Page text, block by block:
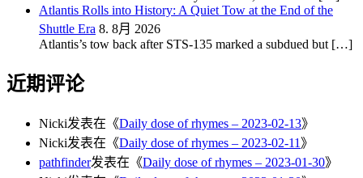
Atlantis Rolls into History: A Quiet Tow at the End of the
Shuttle Era 8. 8月 2026
Atlantis’s tow back after STS-135 marked a subdued but […]
近期评论
Nicki发表在《Daily dose of rhymes – 2023-02-13》
Nicki发表在《Daily dose of rhymes – 2023-02-11 》
pathfinder发表在《Daily dose of rhymes – 2023-01-30》